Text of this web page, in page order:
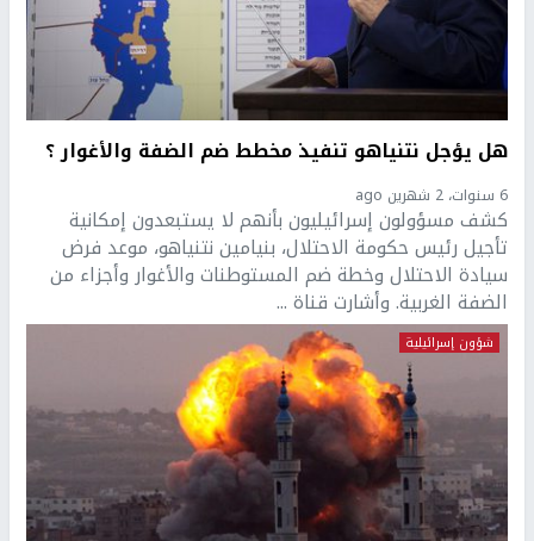
هل يؤجل نتنياهو تنفيذ مخطط ضم الضفة والأغوار ؟
6 سنوات، 2 شهرين ago
كشف مسؤولون إسرائيليون بأنهم لا يستبعدون إمكانية
تأجيل رئيس حكومة الاحتلال، بنيامين نتنياهو، موعد فرض
سيادة الاحتلال وخطة ضم المستوطنات والأغوار وأجزاء من
الضفة الغربية. وأشارت قناة ...
شؤون إسرائيلية